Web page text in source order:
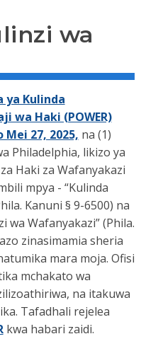
wa
ya Kulinda
wa Haki (POWER)
27, 2025, na (1)
Philadelphia, likizo ya
Haki za Wafanyakazi
mpya - “Kulinda
Kanuni § 9-6500) na
wa Wafanyakazi” (Phila.
zinasimamia sheria
mara moja. Ofisi
mchakato wa
na itakuwa
Tafadhali rejelea
kwa habari zaidi.